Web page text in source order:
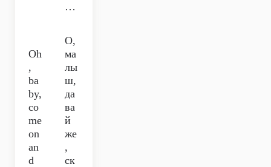
…
Oh
,
ba
by,
co
me
on
an
d
О,
ма
лы
ш,
да
ва
й
же
,
ск